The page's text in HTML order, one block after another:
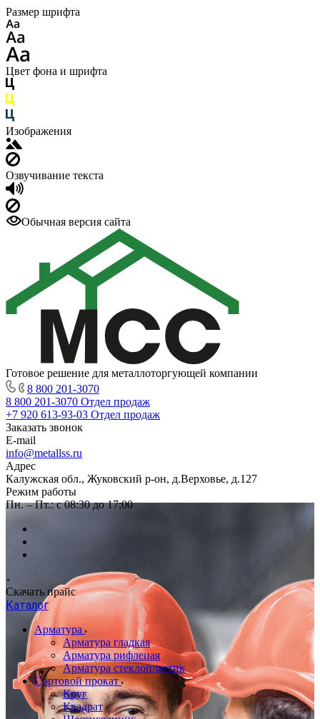
Размер шрифта
Цвет фона и шрифта
Изображения
Озвучивание текста
Обычная версия сайта
Готовое решение для металлоторгующей компании
8 800 201-3070
8 800 201-3070 Отдел продаж
+7 920 613-93-03 Отдел продаж
Заказать звонок
E-mail
info@metallss.ru
Адрес
Калужская обл., Жуковский р-он, д.Верховье, д.127
Режим работы
Пн. – Пт.: с 08:30 до 17:00
Скачать прайс
Каталог
Арматура
Арматура гладкая
Арматура рифленая
Арматура стеклопластик
Сортовой прокат
Круг
Квадрат